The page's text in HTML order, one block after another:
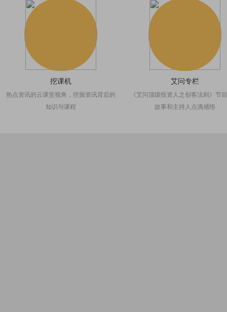
挖课机
热点资讯的云课堂视角，挖掘资讯背后的
知识与课程
艾问专栏
《艾问顶级投资人之创客法则》节
故事和主持人点滴感悟